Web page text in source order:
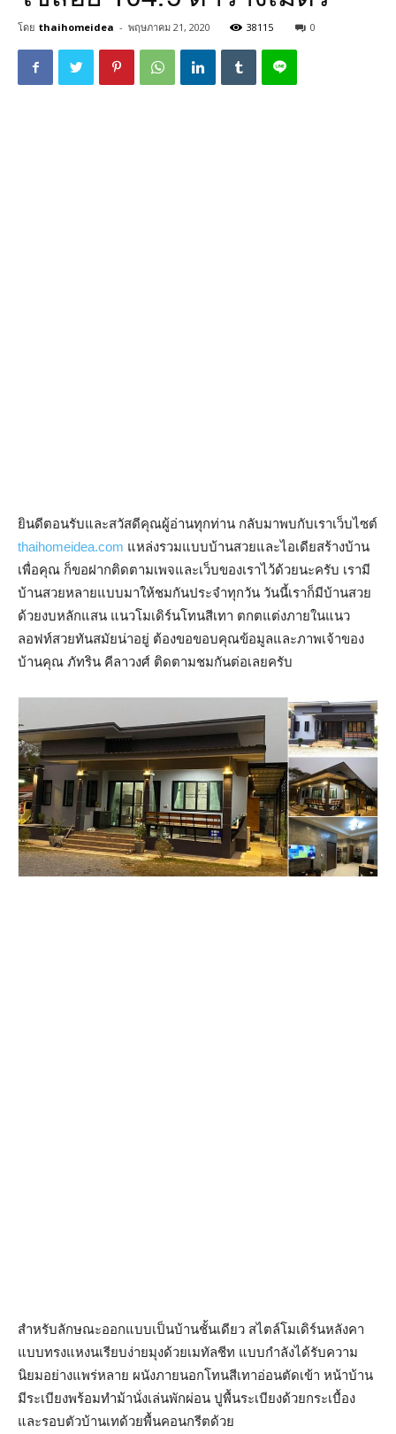
โดย thaihomeidea - พฤษภาคม 21, 2020 38115 0
ยินดีตอนรับและสวัสดีคุณผู้อ่านทุกท่าน กลับมาพบกับเราเว็บไซต์
thaihomeidea.com แหล่งรวมแบบบ้านสวยและไอเดียสร้างบ้าน
เพื่อคุณ ก็ขอฝากติดตามเพจและเว็บของเราไว้ด้วยนะครับ เรามี
บ้านสวยหลายแบบมาให้ชมกันประจำทุกวัน วันนี้เราก็มีบ้านสวย
ด้วยงบหลักแสน แนวโมเดิร์นโทนสีเทา ตกตแต่งภายในแนว
ลอฟท์สวยทันสมัยน่าอยู่ ต้องขอขอบคุณข้อมูลและภาพเจ้าของ
บ้านคุณ ภัทริน คีลาวงศ์ ติดตามชมกันต่อเลยครับ
สำหรับลักษณะออกแบบเป็นบ้านชั้นเดียว สไตล์โมเดิร์นหลังคา
แบบทรงแหงนเรียบง่ายมุงด้วยเมทัลชีท แบบกำลังได้รับความ
นิยมอย่างแพร่หลาย ผนังภายนอกโทนสีเทาอ่อนตัดเข้า หน้าบ้าน
มีระเบียงพร้อมทำม้านั่งเล่นพักผ่อน ปูพื้นระเบียงด้วยกระเบื้อง
และรอบตัวบ้านเทด้วยพื้นคอนกรีตด้วย